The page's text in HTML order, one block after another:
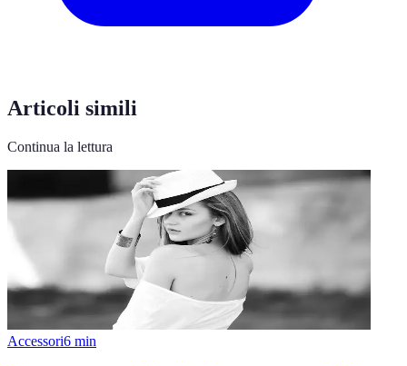
Articoli simili
Continua la lettura
Accessori6 min